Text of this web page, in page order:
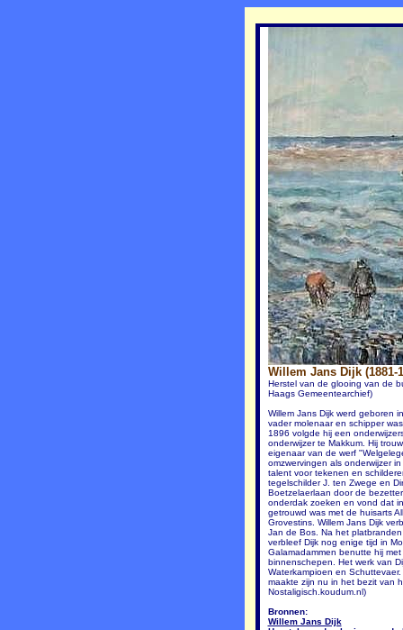
Willem Jans Dijk (1881-
Herstel van de glooing van de
Haags Gemeentearchief)
Willem Jans Dijk werd geboren
vader molenaar en schipper
1896 volgde hij een
onderwijzer te Makkum. Hij
eigenaar van de werf
omzwervingen als onderwijzer
talent voor tekenen en
tegelschilder J. ten Zwege en
Boetzelaerlaan door de
onderdak zoeken en vond dat
getrouwd was met de huisarts
Grovestins. Willem Jans Dijk
Jan de Bos. Na het
verbleef Dijk nog enige tijd in
Galamadammen benutte hij
binnenschepen. Het werk van
Waterkampioen en
maakte zijn nu in het bezit van
Nostaligisch.koudum.nl)
Bronnen:
Willem Jans Dijk